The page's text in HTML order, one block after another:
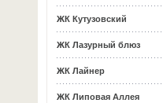
ЖК Кутузовский
ЖК Лазурный блюз
ЖК Лайнер
ЖК Липовая Аллея